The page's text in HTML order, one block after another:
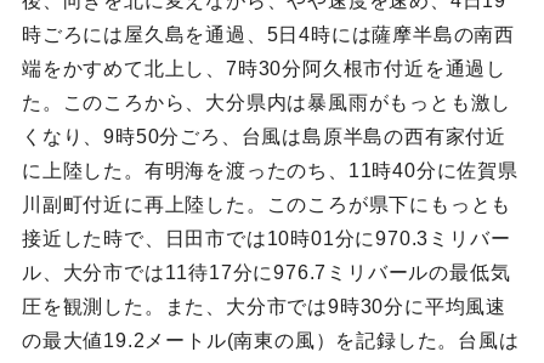
時ごろには屋久島を通過、5日4時には薩摩半島の南西
端をかすめて北上し、7時30分阿久根市付近を通過し
た。このころから、大分県内は暴風雨がもっとも激し
くなり、9時50分ごろ、台風は島原半島の西有家付近
に上陸した。有明海を渡ったのち、11時40分に佐賀県
川副町付近に再上陸した。このころが県下にもっとも
接近した時で、日田市では10時01分に970.3ミリバー
ル、大分市では11待17分に976.7ミリバールの最低気
圧を観測した。また、大分市では9時30分に平均風速
の最大値19.2メートル(南東の風）を記録した。台風は